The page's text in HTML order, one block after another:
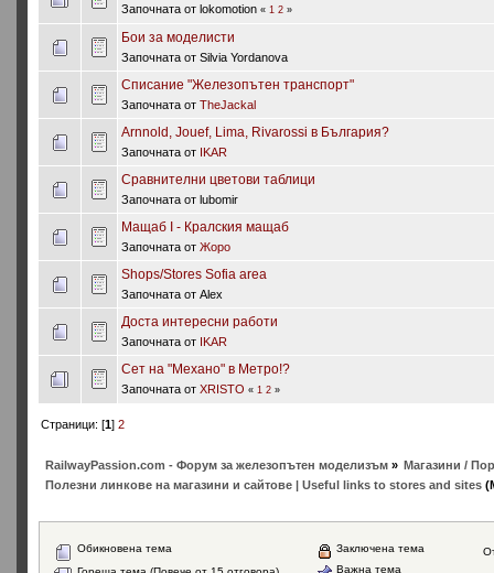
Започната от lokomotion « 1 2»
Бои за моделисти
Започната от Silvia Yordanova
Списание "Железопътен транспорт"
Започната от TheJackal
Arnnold, Jouef, Lima, Rivarossi в България?
Започната от IKAR
Сравнителни цветови таблици
Започната от lubomir
Мащаб I - Кралския мащаб
Започната от Жоро
Shops/Stores Sofia area
Започната от Alex
Доста интересни работи
Започната от IKAR
Сет на "Механо" в Метро!?
Започната от XRISTO « 1 2»
Страници: [1] 2
RailwayPassion.com - Форум за железопътен моделизъм» Магазини /
Полезни линкове на магазини и сайтове | Useful links to stores and sites
Обикновена тема
Заключена тема
Важна тема